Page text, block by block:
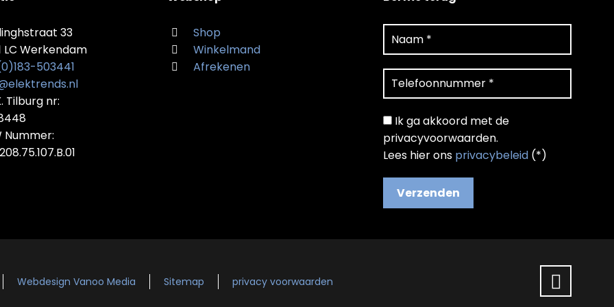
33
LC Werkendam
503441
Tilburg nr:
Nummer:
Shop
Winkelmand
Afrekenen
Ik ga akkoord met de
privacyvoorwaarden.
Lees hier ons privacybeleid (*)
Webdesign Vanoo Media Sitemap privacy voorwaarden